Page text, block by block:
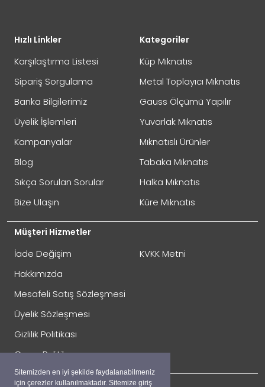
Sitemizden en iyi şekilde faydalanabilmeniz
için çerezler kullanılmaktadır. Sitemize giriş
Yorumunuz
Not:HTML'e dönüştürülmez!
Oylama
Kötü
İade Gönderimi Nasıl Yapılır?
Hızlı Linkler
Karşılaştırma Listesi
Sipariş Sorgulama
Banka Bilgilerimiz
Üyelik İşlemleri
Kampanyalar
Blog
Sıkça Sorulan Sorular
Bize Ulaşın
Müşteri Hizmetler
İade Değişim
Hakkımızda
Mesafeli Satış Sözleşmesi
Üyelik Sözleşmesi
Gizlilik Politikası
Çerez Politikası
KVKK Metni
Kategoriler
Küp Mıknatıs
Metal Toplayıcı Mıknatıs
Gauss Ölçümü Yapılır
Yuvarlak Mıknatıs
Mıknatıslı Ürünler
Tabaka Mıknatıs
Halka Mıknatıs
Küre Mıknatıs